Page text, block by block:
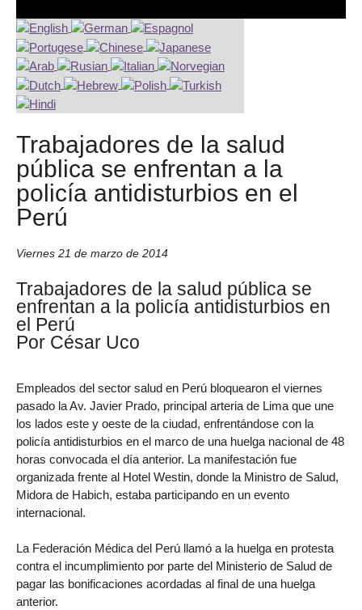
Trabajadores de la salud
pública se enfrentan a la
policía antidisturbios en el
Perú
Viernes 21 de marzo de 2014
Trabajadores de la salud pública se
enfrentan a la policía antidisturbios en
el Perú
Por César Uco
Empleados del sector salud en Perú bloquearon el viernes
pasado la Av. Javier Prado, principal arteria de Lima que une
los lados este y oeste de la ciudad, enfrentándose con la
policía antidisturbios en el marco de una huelga nacional de 48
horas convocada el día anterior. La manifestación fue
organizada frente al Hotel Westin, donde la Ministro de Salud,
Midora de Habich, estaba participando en un evento
internacional.
La Federación Médica del Perú llamó a la huelga en protesta
contra el incumplimiento por parte del Ministerio de Salud de
pagar las bonificaciones acordadas al final de una huelga
anterior.